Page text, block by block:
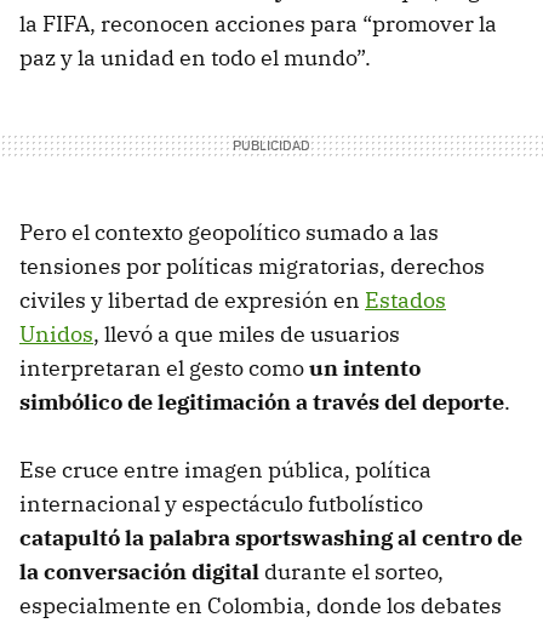
la FIFA, reconocen acciones para “promover la
paz y la unidad en todo el mundo”.
Pero el contexto geopolítico sumado a las
tensiones por políticas migratorias, derechos
civiles y libertad de expresión en Estados
Unidos, llevó a que miles de usuarios
interpretaran el gesto comoun intento
simbólico de legitimación a través del deporte.
Ese cruce entre imagen pública, política
internacional y espectáculo futbolístico
catapultó la palabra sportswashing al centro de
la conversación digital durante el sorteo,
especialmente en Colombia, donde los debates